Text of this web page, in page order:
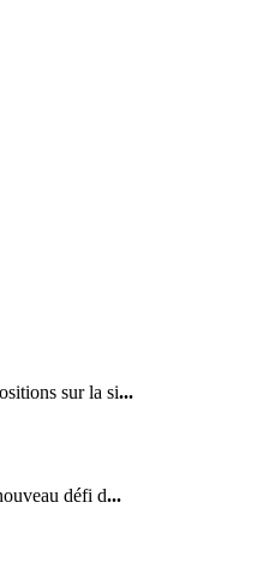
sur la si...
défi d...